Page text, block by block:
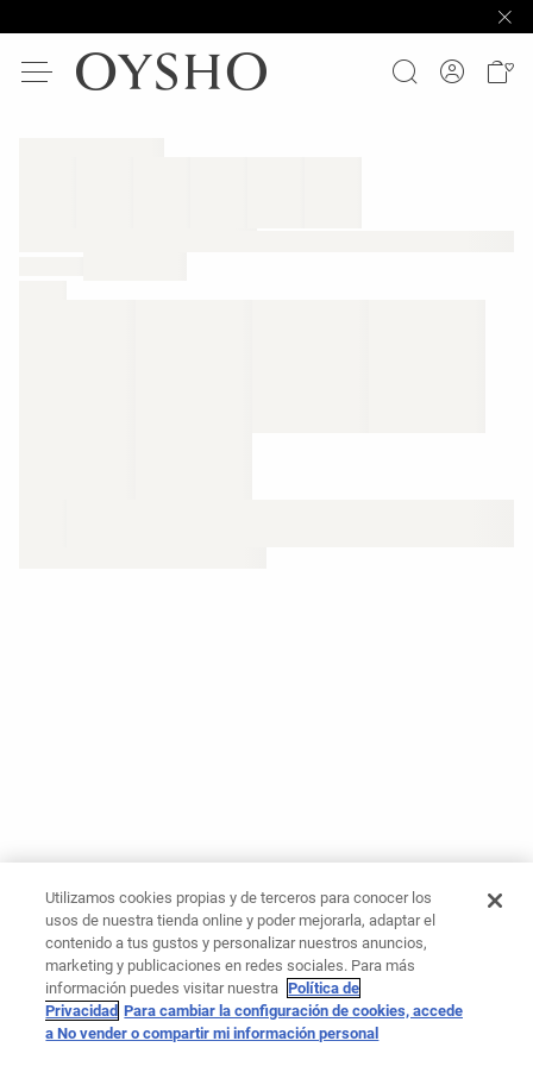
Utilizamos cookies propias y de terceros para conocer los
usos de nuestra tienda online y poder mejorarla, adaptar el
contenido a tus gustos y personalizar nuestros anuncios,
marketing y publicaciones en redes sociales. Para más
información puedes visitar nuestra Política de
Privacidad Para cambiar la configuración de cookies, accede
a No vender o compartir mi información personal